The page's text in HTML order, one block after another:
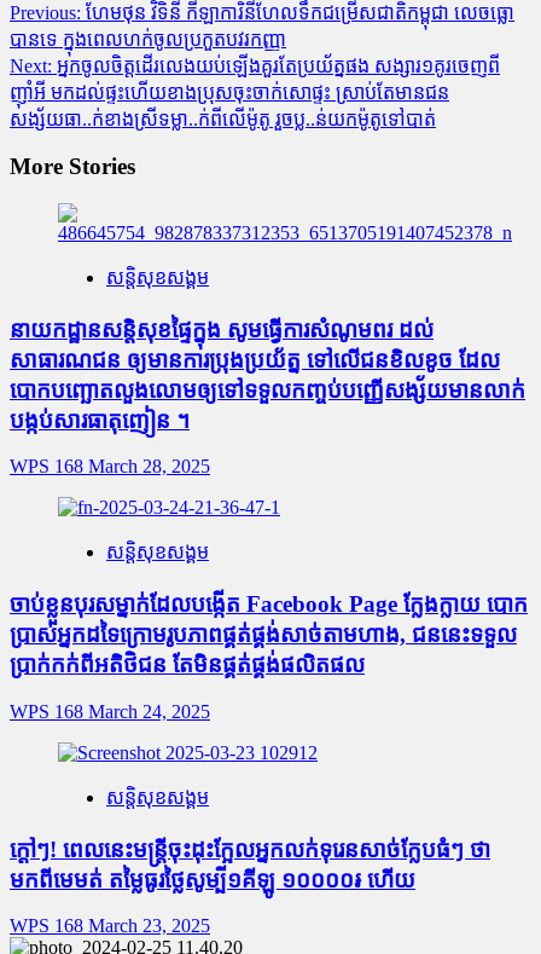
Previous: ហែមថុន វិទិនី កីឡាការិនីហែលទឹកជម្រើសជាតិកម្ពុជា លេចធ្លោ
បានទេ ក្នុងពេលហក់ចូលប្រកួតបវរកញ្ញា
Next: អ្នកចូលចិត្តដើរលេងយប់ឡើងគួរតែប្រយ័ត្នផង សង្សារ១គូរចេញពី
ញ៉ាំអី មកដល់ផ្ទះហើយខាងប្រុសចុះចាក់សោផ្ទះ ស្រាប់តែមានជន
សង្ស័យធា..ក់ខាងស្រីទម្លា..ក់ពីលើម៉ូតូ រួចប្ល..ន់យកម៉ូតូទៅបាត់
More Stories
សន្តិសុខសង្គម
នាយកដ្ឋានសន្តិសុខផ្ទៃក្នុង សូមធ្វើការសំណូមពរ ដល់
សាធារណជន ឲ្យមានការប្រុងប្រយ័ត្ន ទៅលើជនខិលខូច ដែល
បោកបញ្ឆោតលួងលោមឲ្យទៅទទួលកញ្ចប់បញ្ញើសង្ស័យមានលាក់
បង្កប់សារធាតុញៀន ។
WPS 168 March 28, 2025
សន្តិសុខសង្គម
ចាប់ខ្លួនបុរសម្នាក់ដែលបង្កើត Facebook Page ក្លែងក្លាយ បោក
ប្រាស់អ្នកដទៃក្រោមរូបភាពផ្គត់ផ្គង់សាច់តាមហាង, ជននេះទទួល
ប្រាក់កក់ពីអតិថិជន តែមិនផ្គត់ផ្គង់ផលិតផល
WPS 168 March 24, 2025
សន្តិសុខសង្គម
ក្តៅៗ! ពេលនេះមន្រ្តីចុះដុះក្អែលអ្នកលក់ទុរេនសាច់ក្លែបធំៗ ថា
មកពីមេមត់ តម្លៃធូរថ្លៃសូម្បី១គីឡូ ១០០០០៛ ហើយ
WPS 168 March 23, 2025